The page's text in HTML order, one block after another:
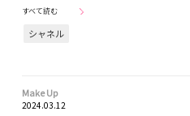
すべて読む
シャネル
Make Up
2024.03.12